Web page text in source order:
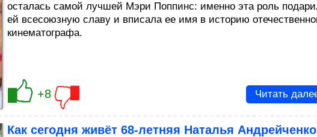
осталась самой лучшей Мэри Поппинс: именно эта роль
ей всесоюзную славу и вписала ее имя в историю
кинематографа.
+8 Читать
Как сегодня живёт 68-летняя Наталья Андрейченко